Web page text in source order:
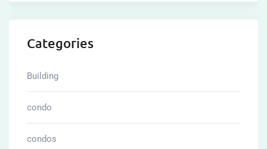
Categories
Building
condo
condos